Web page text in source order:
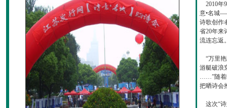
2010年
意•名城
诗歌创作
省20年来
流连忘返
“万里艳
游艇破浪
……”随着
把晒诗会
这次“诗